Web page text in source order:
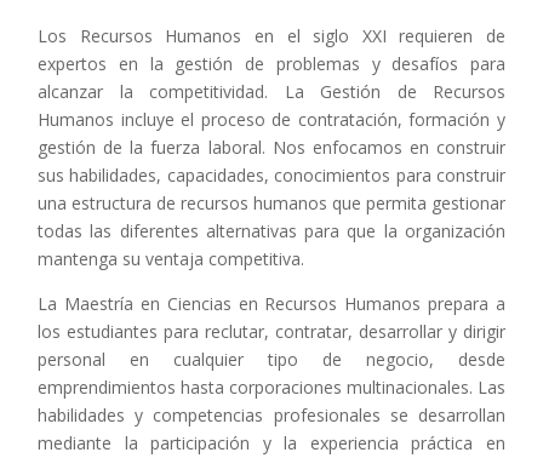
Los Recursos Humanos en el siglo XXI requieren de
expertos en la gestión de problemas y desafíos para
alcanzar la competitividad. La Gestión de Recursos
Humanos incluye el proceso de contratación, formación y
gestión de la fuerza laboral. Nos enfocamos en construir
sus habilidades, capacidades, conocimientos para construir
una estructura de recursos humanos que permita gestionar
todas las diferentes alternativas para que la organización
mantenga su ventaja competitiva.
La Maestría en Ciencias en Recursos Humanos prepara a
los estudiantes para reclutar, contratar, desarrollar y dirigir
personal en cualquier tipo de negocio, desde
emprendimientos hasta corporaciones multinacionales. Las
habilidades y competencias profesionales se desarrollan
mediante la participación y la experiencia práctica en